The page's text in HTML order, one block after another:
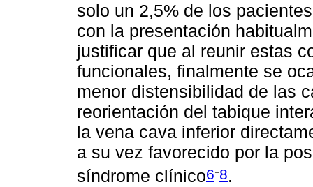
solo un 2,5% de los
con la presentación
justificar que al reunir estas
funcionales, finalmente se
menor distensibilidad de las
reorientación del tabique
la vena cava inferior
a su vez favorecido por la
síndrome clínico6-8.